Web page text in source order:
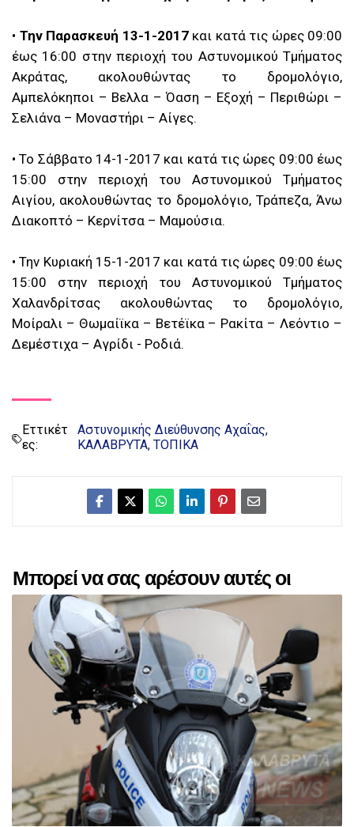
• Την Παρασκευή 13-1-2017και κατά τις ώρες 09:00
έως 16:00 στην περιοχή του Αστυνομικού Τμήματος
Ακράτας, ακολουθώντας το δρομολόγιο,
Αμπελόκηποι – Βελλα – Όαση – Εξοχή – Περιθώρι –
Σελιάνα – Μοναστήρι – Αίγες.
• Το Σάββατο 14-1-2017 και κατά τις ώρες 09:00 έως
15:00 στην περιοχή του Αστυνομικού Τμήματος
Αιγίου, ακολουθώντας το δρομολόγιο, Τράπεζα, Άνω
Διακοπτό – Κερνίτσα – Μαμούσια.
• Την Κυριακή 15-1-2017 και κατά τις ώρες 09:00 έως
15:00 στην περιοχή του Αστυνομικού Τμήματος
Χαλανδρίτσας ακολουθώντας το δρομολόγιο,
Μοίραλι – Θωμαίϊκα – Βετέϊκα – Ρακίτα – Λεόντιο –
Δεμέστιχα – Αγρίδι - Ροδιά.
Εττικέτ
ες:
Αστυνομικής Διεύθυνσης Αχαΐας
ΚΑΛΑΒΡΥΤΑ ΤΟΠΙΚΑ
Μπορεί να σας αρέσουν αυτές οι
αναρτήσεις